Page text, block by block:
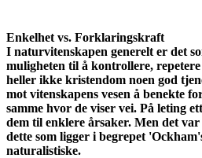
Enkelhet vs. Forklaringskraft
I naturvitenskapen generelt er det
muligheten til å kontrollere,
heller ikke kristendom noen god
mot vitenskapens vesen å benekte
samme hvor de viser vei. På leting
dem til enklere årsaker. Men det
dette som ligger i begrepet
naturalistiske.